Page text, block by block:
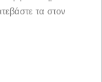
τα στον